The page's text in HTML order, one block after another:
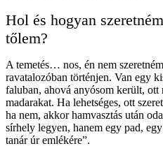
Hol és hogyan
tőlem?
A temetés… nos, én nem
ravatalozóban történjen. Van egy
faluban, ahová anyósom került, ott
madarakat. Ha lehetséges, ott
ha nem, akkor hamvasztás után
sírhely legyen, hanem egy pad,
tanár úr emlékére”.